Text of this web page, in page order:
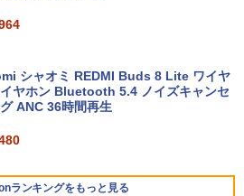
シャオミ REDMI Buds 8 Lite ワイヤ
ヤホン Bluetooth 5.4 ノイズキャンセ
ANC 36時間再生
ランキングをもっと見る